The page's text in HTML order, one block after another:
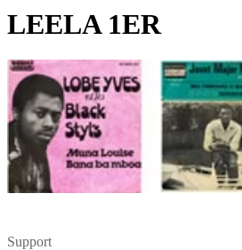
LEELA 1ER
Support